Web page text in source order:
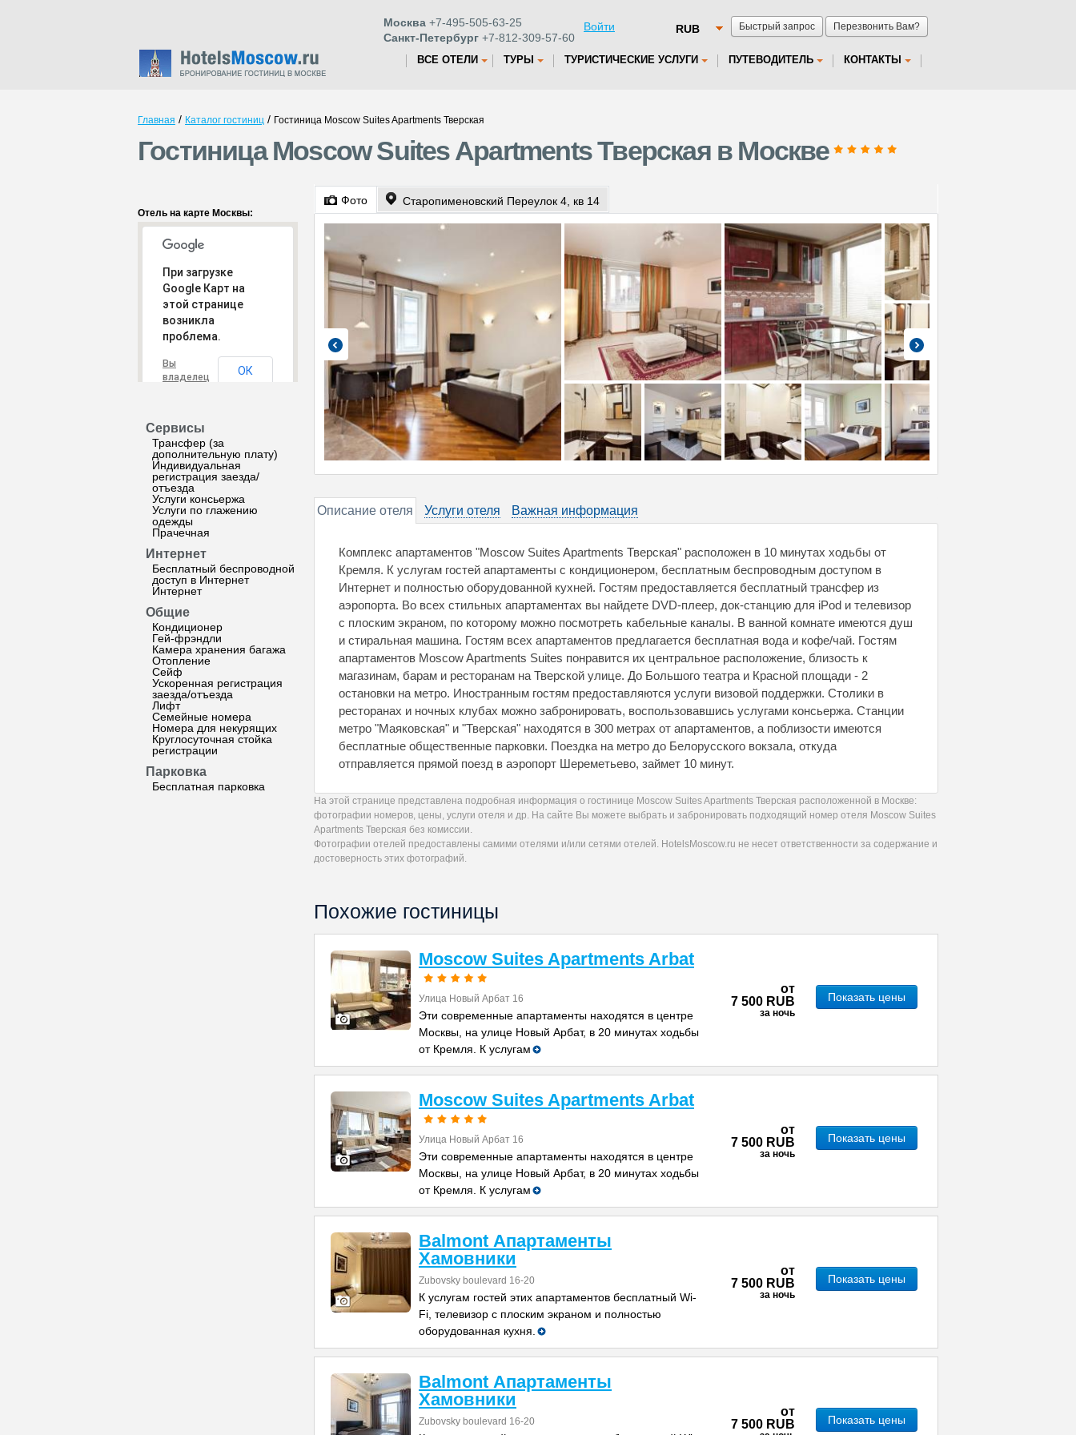
Быстрый запрос Перезвонить Вам?
Москва +7-495-505-63-25
Санкт-Петербург +7-812-309-57-60
Войти
ВСЕ ОТЕЛИ ТУРЫ ТУРИСТИЧЕСКИЕ УСЛУГИ ПУТЕВОДИТЕЛЬ КОНТАКТЫ
Главная / Каталог гостиниц / Гостиница Moscow Suites Apartments Тверская
Гостиница Moscow Suites Apartments Тверская в Москве
Отель на карте Москвы:
При загрузке
Google Карт на
этой странице
возникла
проблема.
Вы
владелец
ОК
Сервисы
Трансфер (за
дополнительную плату)
Индивидуальная
регистрация заезда/
отъезда
Услуги консьержа
Услуги по глажению
одежды
Прачечная
Интернет
Бесплатный беспроводной
доступ в Интернет
Интернет
Общие
Кондиционер
Гей-фрэндли
Камера хранения багажа
Отопление
Сейф
Ускоренная регистрация
заезда/отъезда
Лифт
Семейные номера
Номера для некурящих
Круглосуточная стойка
регистрации
Парковка
Бесплатная парковка
Фото Старопименовский Переулок 4, кв 14
Описание отеля Услуги отеля Важная информация
Комплекс апартаментов "Moscow Suites Apartments Тверская" расположен в 10 минутах ходьбы от
Кремля. К услугам гостей апартаменты с кондиционером, бесплатным беспроводным доступом в
Интернет и полностью оборудованной кухней. Гостям предоставляется бесплатный трансфер из
аэропорта. Во всех стильных апартаментах вы найдете DVD-плеер, док-станцию для iPod и телевизор
с плоским экраном, по которому можно посмотреть кабельные каналы. В ванной комнате имеются душ
и стиральная машина. Гостям всех апартаментов предлагается бесплатная вода и кофе/чай. Гостям
апартаментов Moscow Apartments Suites понравится их центральное расположение, близость к
магазинам, барам и ресторанам на Тверской улице. До Большого театра и Красной площади - 2
остановки на метро. Иностранным гостям предоставляются услуги визовой поддержки. Столики в
ресторанах и ночных клубах можно забронировать, воспользовавшись услугами консьержа. Станции
метро "Маяковская" и "Тверская" находятся в 300 метрах от апартаментов, а поблизости имеются
бесплатные общественные парковки. Поездка на метро до Белорусского вокзала, откуда
отправляется прямой поезд в аэропорт Шереметьево, займет 10 минут.
На этой странице представлена подробная информация о гостинице Moscow Suites Apartments Тверская расположенной в Москве:
фотографии номеров, цены, услуги отеля и др. На сайте Вы можете выбрать и забронировать подходящий номер отеля Moscow Suites
Apartments Тверская без комиссии.
Фотографии отелей предоставлены самими отелями и/или сетями отелей. HotelsMoscow.ru не несет ответственности за содержание и
достоверность этих фотографий.
Похожие гостиницы
Moscow Suites Apartments Arbat
Улица Новый Арбат 16
Эти современные апартаменты находятся в центре
Москвы, на улице Новый Арбат, в 20 минутах ходьбы
от Кремля. К услугам
от
7 500 RUB
за ночь
Показать цены
Moscow Suites Apartments Arbat
Улица Новый Арбат 16
Эти современные апартаменты находятся в центре
Москвы, на улице Новый Арбат, в 20 минутах ходьбы
от Кремля. К услугам
от
7 500 RUB
за ночь
Показать цены
Balmont Апартаменты
Хамовники
Zubovsky boulevard 16-20
К услугам гостей этих апартаментов бесплатный Wi-
Fi, телевизор с плоским экраном и полностью
оборудованная кухня.
от
7 500 RUB
за ночь
Показать цены
Balmont Апартаменты
Хамовники
Zubovsky boulevard 16-20
от
7 500 RUB
Показать цены